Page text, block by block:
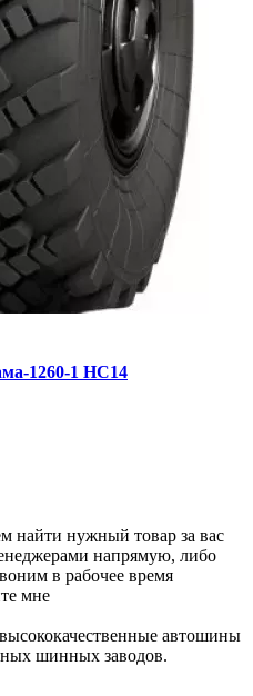
1260-1 НС14
найти нужный товар за вас
напрямую, либо
в рабочее время
мне
автошины
шинных заводов.